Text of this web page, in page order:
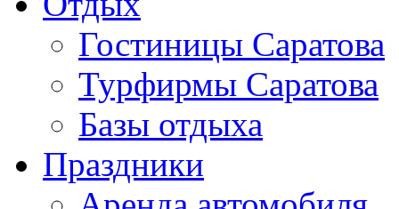
Гостиницы Саратова
Турфирмы Саратова
Базы отдыха
Праздники